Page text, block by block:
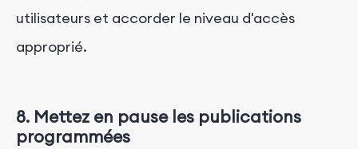
utilisateurs et accorder le niveau d'accès
approprié.
8. Mettez en pause les publications
programmées